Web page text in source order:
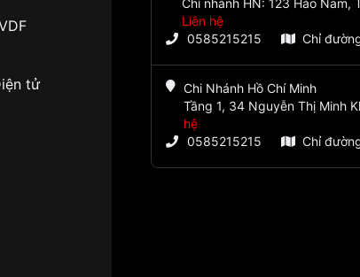
tử
Chi nhánh HN: 123 Hào Nam,
Liên hệ
0585215215
Chỉ
Chi Nhánh Hồ Chí Minh
Tầng 1, 34 Nguyễn Thị Minh
hệ
0585215215
Chỉ